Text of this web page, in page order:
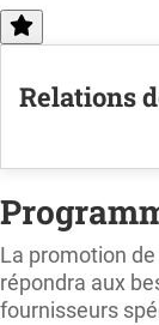
Relations
La promotion
répondra aux
fournisseurs